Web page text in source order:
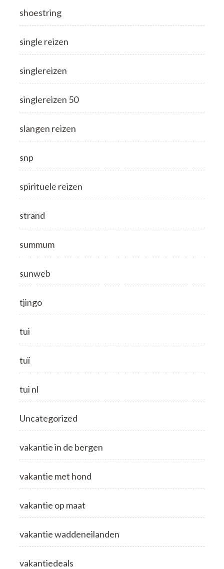
shoestring
single reizen
singlereizen
singlereizen 50
slangen reizen
snp
spirituele reizen
strand
summum
sunweb
tjingo
tui
tuï
tui nl
Uncategorized
vakantie in de bergen
vakantie met hond
vakantie op maat
vakantie waddeneilanden
vakantiedeals